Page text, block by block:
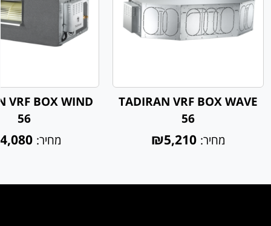
TADIRAN VRF BOX WAVE
56
מחיר: ₪5,210
VRF BOX WIND
56
מחיר: